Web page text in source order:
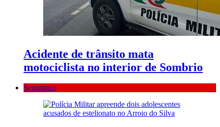
Acidente de trânsito mata
motociclista no interior de Sombrio
Segurança